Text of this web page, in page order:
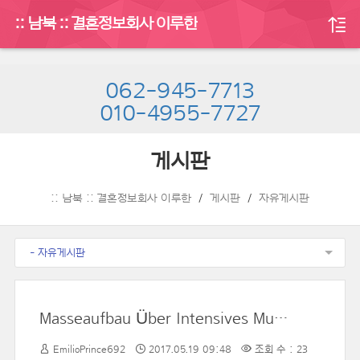
:: 남북 :: 결혼정보회사 이루한
062-945-7713
010-4955-7727
게시판
:: 남북 :: 결혼정보회사 이루한 게시판 자유게시판
- 자유게시판
Masseaufbau Über Intensives Muskelaufbautraining
EmilioPrince692 2017.05.19 09:48 조회 수 : 23